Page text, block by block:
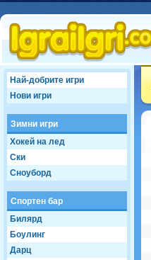
Най-добрите игри
Нови игри
Зимни игри
Хокей на лед
Ски
Сноуборд
Спортен бар
Билярд
Боулинг
Дарц